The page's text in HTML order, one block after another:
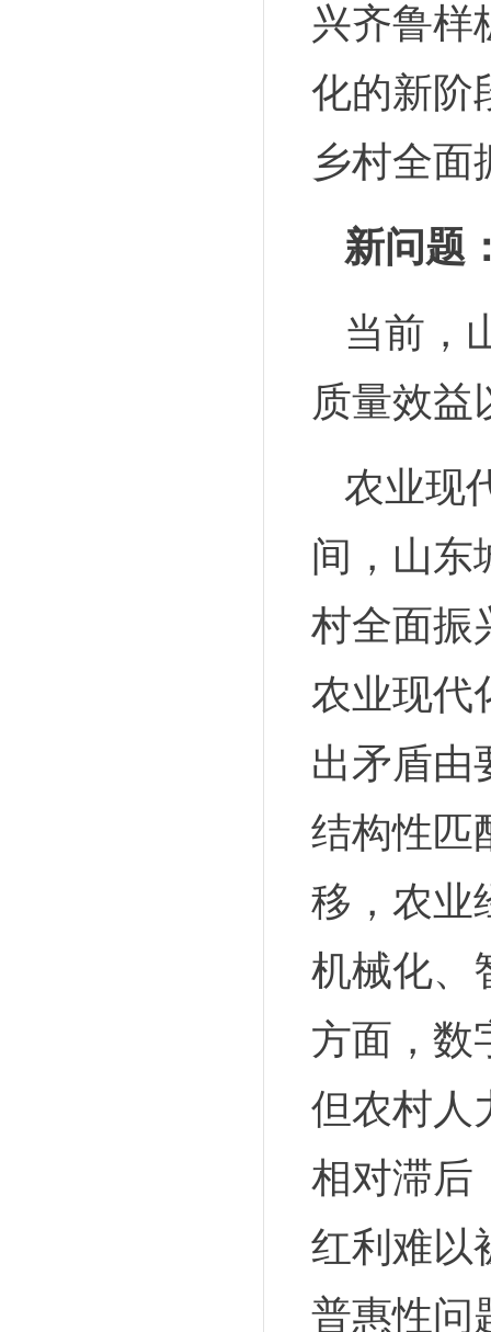
兴齐鲁样
化的新阶
乡村全面
新问题
当前，
质量效益
农业现
间，山东
村全面振
农业现代
出矛盾由
结构性匹
移，农业
机械化、
方面，数
但农村人
相对滞后
红利难以
普惠性问